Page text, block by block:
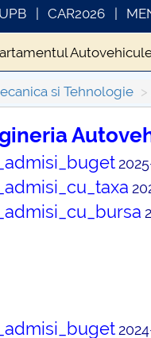
CAR2026
Stiintifica FMT
(ROSE) AG179
Catedra RENAULT
si Tehnologie
DE PRESA
26.03.2026